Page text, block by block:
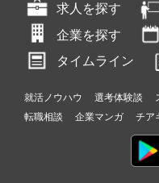
ャ
リ
ア
（C
e
e
a
求人を探す
企業を探す
タイムライン
就活ノウハウ 選考体験談
転職相談
企業マンガ チア